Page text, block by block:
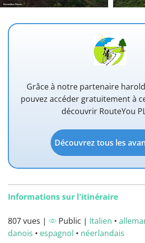
Grâce à notre partenaire
pouvez accéder gratuitement à
découvrir RouteYou
Découvrez tous les
Informations sur l'itinéraire
807 vues | Public | Italien •
danois • espagnol • néerlandais